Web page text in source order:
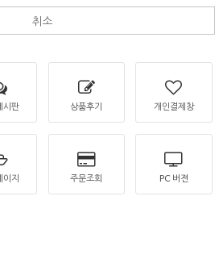
취소
시판 상품후기 개인결제창
이지 주문조회 PC 버젼